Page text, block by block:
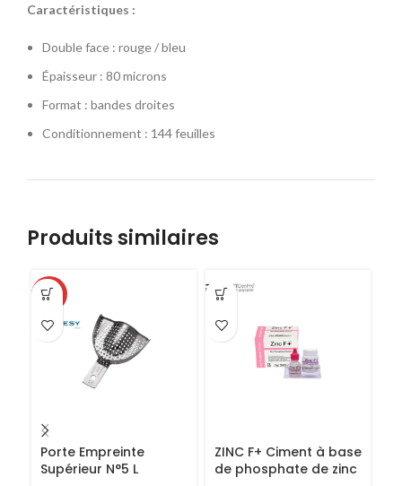
Caractéristiques :
Double face : rouge / bleu
Épaisseur : 80 microns
Format : bandes droites
Conditionnement : 144 feuilles
Produits similaires
-51%
Porte Empreinte
Supérieur N°5 L
ZINC F+ Ciment à base
de phosphate de zinc